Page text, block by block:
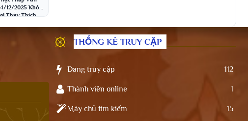
12/2025 Khóa
Thầy Thích
THỐNG KÊ TRUY CẬP
Đang truy cập 112
Thành viên online 1
Máy chủ tìm kiếm 15